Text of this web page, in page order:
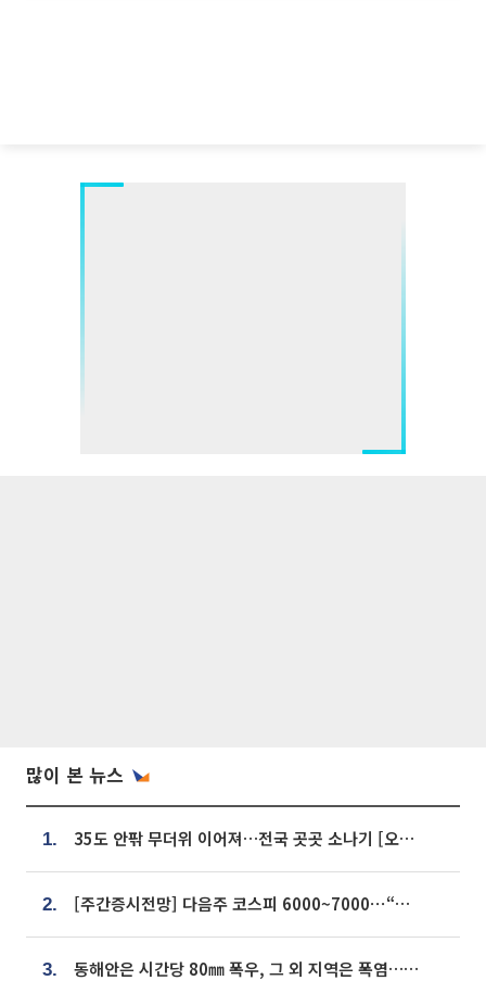
많이 본 뉴스
1. 35도 안팎 무더위 이어져…전국 곳곳 소나기 [오늘 날씨]
2. [주간증시전망] 다음주 코스피 6000~7000⋯“外人 수급은 정책이 변수”
3. 동해안은 시간당 80㎜ 폭우, 그 외 지역은 폭염…‘극과 극 날씨’